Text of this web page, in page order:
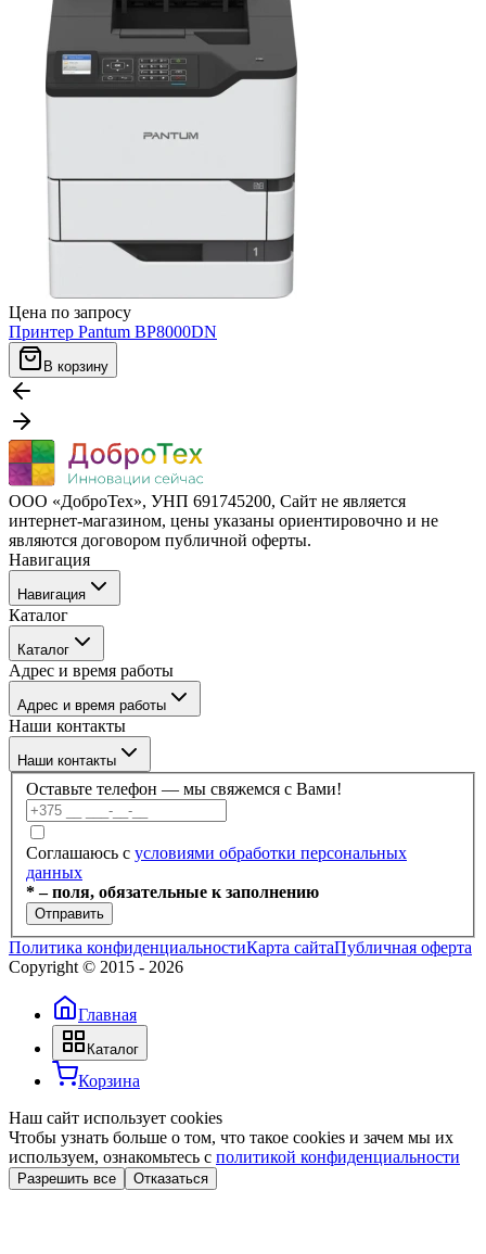
Цена по запросу
Принтер Pantum BP8000DN
В корзину
ООО «ДоброТех», УНП 691745200, Cайт не является
интернет-магазином, цены указаны ориентировочно и не
являются договором публичной оферты.
Навигация
Навигация
Бренды
О компании
Покупателю
Контакты
Блог
Каталог
Каталог
Каталог
Услуги
Адрес и время работы
Адрес и время работы
г. Минск, ул. Филимонова 55/3, каб 309а
Пн–Пт: 09:00–17:30
Наши контакты
Наши контакты
+375 (17) 336-59-98
+375 (29) 686-60-22
+375 (44) 703-66-40
info@dobroteh.by
Оставьте телефон — мы свяжемся с Вами!
Соглашаюсь с условиями обработки персональных
данных
* – поля, обязательные к заполнению
Отправить
Политика конфиденциальностиКарта сайтаПубличная оферта
Copyright © 2015 - 2026
Главная
Каталог
Корзина
Наш сайт использует cookies
Чтобы узнать больше о том, что такое cookies и зачем мы их
используем, ознакомьтесь с политикой конфиденциальности
Разрешить все Отказаться